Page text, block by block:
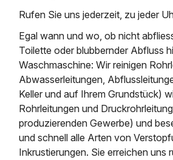
Rufen Sie uns jederzeit, zu jeder
Egal wann und wo, ob nicht
Toilette oder blubbernder Abfluss
Waschmaschine: Wir reinigen
Abwasserleitungen,
Keller und auf Ihrem Grundstück)
Rohrleitungen und
produzierenden Gewerbe) und
und schnell alle Arten von
Inkrustierungen. Sie erreichen uns